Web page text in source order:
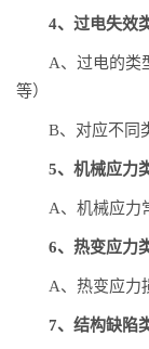
4、过电失效
A、过电的类
等）
B、对应不同
5、机械应力
A、机械应力
6、热变应力
A、热变应力
7、结构缺陷